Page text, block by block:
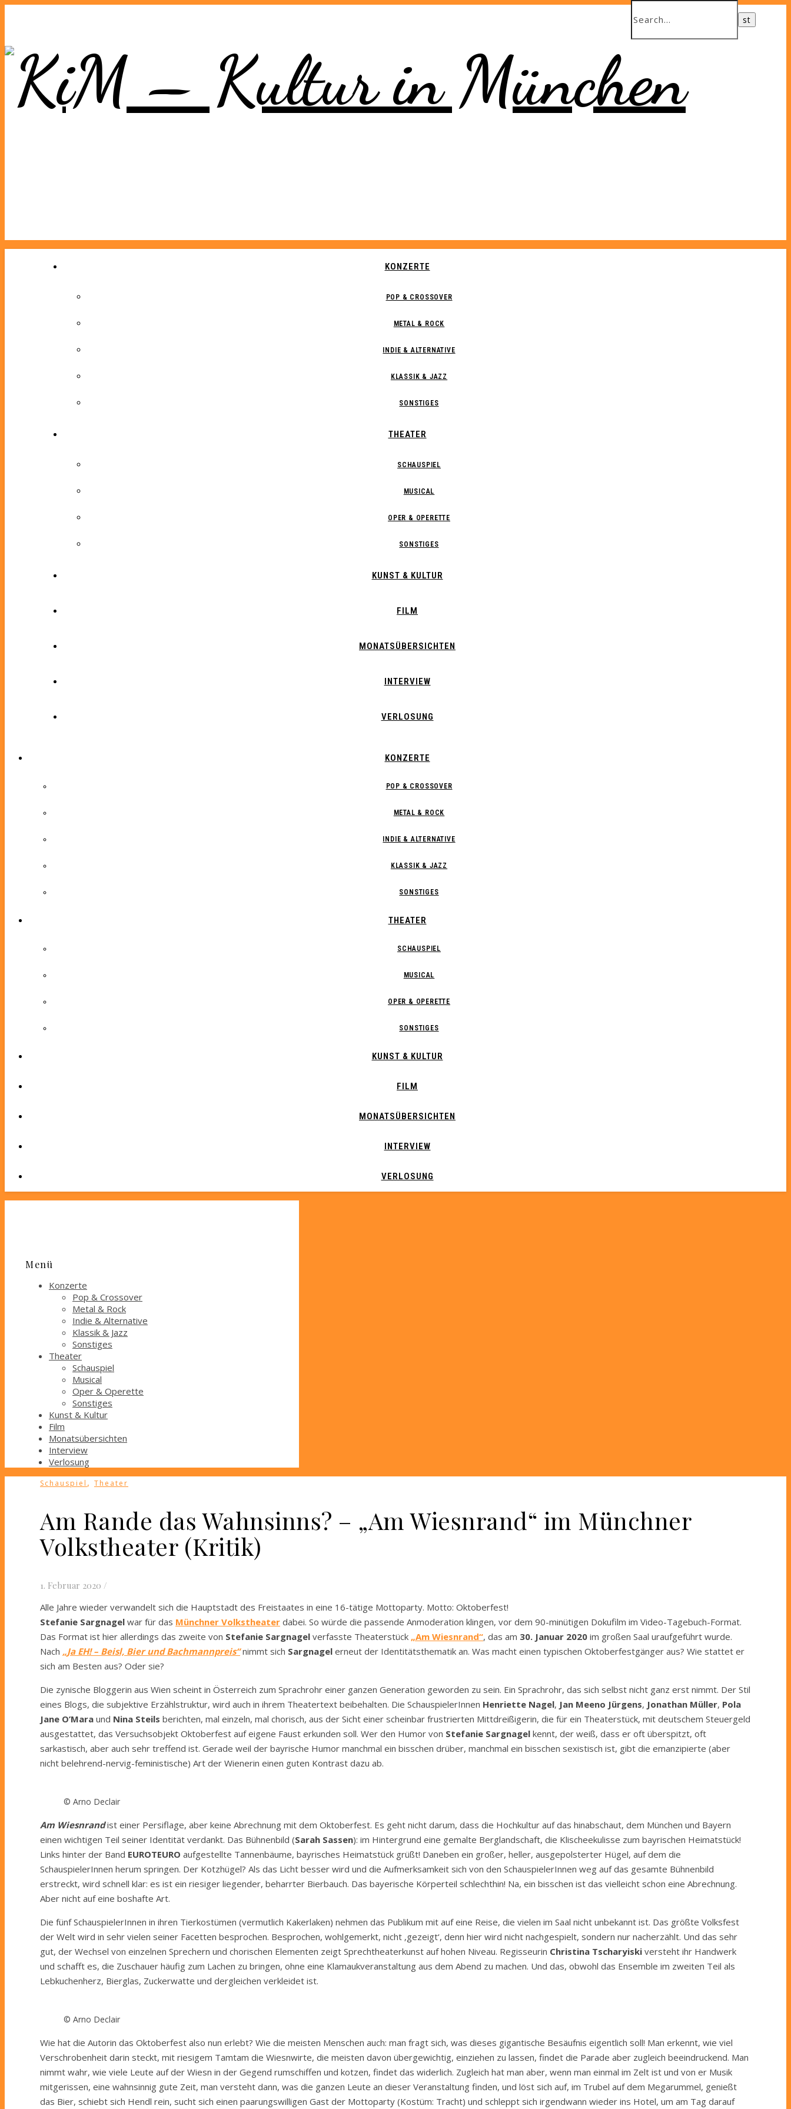
KONZERTE
POP & CROSSOVER
METAL & ROCK
INDIE & ALTERNATIVE
KLASSIK & JAZZ
SONSTIGES
THEATER
SCHAUSPIEL
MUSICAL
OPER & OPERETTE
SONSTIGES
KUNST & KULTUR
FILM
MONATSÜBERSICHTEN
INTERVIEW
VERLOSUNG
KONZERTE
POP & CROSSOVER
METAL & ROCK
INDIE & ALTERNATIVE
KLASSIK & JAZZ
SONSTIGES
THEATER
SCHAUSPIEL
MUSICAL
OPER & OPERETTE
SONSTIGES
KUNST & KULTUR
FILM
MONATSÜBERSICHTEN
INTERVIEW
VERLOSUNG
Menü
Konzerte
Pop & Crossover
Metal & Rock
Indie & Alternative
Klassik & Jazz
Sonstiges
Theater
Schauspiel
Musical
Oper & Operette
Sonstiges
Kunst & Kultur
Film
Monatsübersichten
Interview
Verlosung
Schauspiel , Theater
Am Rande das Wahnsinns? – „Am Wiesnrand“ im Münchner
Volkstheater (Kritik)
1. Februar 2020 /
Alle Jahre wieder verwandelt sich die Hauptstadt des Freistaates in eine 16-tätige Mottoparty. Motto: Oktoberfest!
Stefanie Sargnagel war für das Münchner Volkstheater dabei. So würde die passende Anmoderation klingen, vor dem 90-minütigen Dokufilm im Video-Tagebuch-Format.
Das Format ist hier allerdings das zweite von Stefanie Sargnagel verfasste Theaterstück „Am Wiesnrand“, das am 30. Januar 2020 im großen Saal uraufgeführt wurde.
Nach „Ja EH! – Beisl, Bier und Bachmannpreis“nimmt sich Sargnagel erneut der Identitätsthematik an. Was macht einen typischen Oktoberfestgänger aus? Wie stattet er
sich am Besten aus? Oder sie?
Die zynische Bloggerin aus Wien scheint in Österreich zum Sprachrohr einer ganzen Generation geworden zu sein. Ein Sprachrohr, das sich selbst nicht ganz erst nimmt. Der Stil
eines Blogs, die subjektive Erzählstruktur, wird auch in ihrem Theatertext beibehalten. Die SchauspielerInnen Henriette Nagel, Jan Meeno Jürgens, Jonathan Müller, Pola
Jane O’Mara und Nina Steils berichten, mal einzeln, mal chorisch, aus der Sicht einer scheinbar frustrierten Mittdreißigerin, die für ein Theaterstück, mit deutschem Steuergeld
ausgestattet, das Versuchsobjekt Oktoberfest auf eigene Faust erkunden soll. Wer den Humor von Stefanie Sargnagel kennt, der weiß, dass er oft überspitzt, oft
sarkastisch, aber auch sehr treffend ist. Gerade weil der bayrische Humor manchmal ein bisschen drüber, manchmal ein bisschen sexistisch ist, gibt die emanzipierte (aber
nicht belehrend-nervig-feministische) Art der Wienerin einen guten Kontrast dazu ab.
© Arno Declair
Am Wiesnrand ist einer Persiflage, aber keine Abrechnung mit dem Oktoberfest. Es geht nicht darum, dass die Hochkultur auf das hinabschaut, dem München und Bayern
einen wichtigen Teil seiner Identität verdankt. Das Bühnenbild (Sarah Sassen): im Hintergrund eine gemalte Berglandschaft, die Klischeekulisse zum bayrischen Heimatstück!
Links hinter der Band EUROTEURO aufgestellte Tannenbäume, bayrisches Heimatstück grüßt! Daneben ein großer, heller, ausgepolsterter Hügel, auf dem die
SchauspielerInnen herum springen. Der Kotzhügel? Als das Licht besser wird und die Aufmerksamkeit sich von den SchauspielerInnen weg auf das gesamte Bühnenbild
erstreckt, wird schnell klar: es ist ein riesiger liegender, beharrter Bierbauch. Das bayerische Körperteil schlechthin! Na, ein bisschen ist das vielleicht schon eine Abrechnung.
Aber nicht auf eine boshafte Art.
Die fünf SchauspielerInnen in ihren Tierkostümen (vermutlich Kakerlaken) nehmen das Publikum mit auf eine Reise, die vielen im Saal nicht unbekannt ist. Das größte Volksfest
der Welt wird in sehr vielen seiner Facetten besprochen. Besprochen, wohlgemerkt, nicht ‚gezeigt‘, denn hier wird nicht nachgespielt, sondern nur nacherzählt. Und das sehr
gut, der Wechsel von einzelnen Sprechern und chorischen Elementen zeigt Sprechtheaterkunst auf hohen Niveau. Regisseurin Christina Tscharyiski versteht ihr Handwerk
und schafft es, die Zuschauer häufig zum Lachen zu bringen, ohne eine Klamaukveranstaltung aus dem Abend zu machen. Und das, obwohl das Ensemble im zweiten Teil als
Lebkuchenherz, Bierglas, Zuckerwatte und dergleichen verkleidet ist.
© Arno Declair
Wie hat die Autorin das Oktoberfest also nun erlebt? Wie die meisten Menschen auch: man fragt sich, was dieses gigantische Besäufnis eigentlich soll! Man erkennt, wie viel
Verschrobenheit darin steckt, mit riesigem Tamtam die Wiesnwirte, die meisten davon übergewichtig, einziehen zu lassen, findet die Parade aber zugleich beeindruckend. Man
nimmt wahr, wie viele Leute auf der Wiesn in der Gegend rumschiffen und kotzen, findet das widerlich. Zugleich hat man aber, wenn man einmal im Zelt ist und von er Musik
mitgerissen, eine wahnsinnig gute Zeit, man versteht dann, was die ganzen Leute an dieser Veranstaltung finden, und löst sich auf, im Trubel auf dem Megarummel, genießt
das Bier, schiebt sich Hendl rein, sucht sich einen paarungswilligen Gast der Mottoparty (Kostüm: Tracht) und schleppt sich irgendwann wieder ins Hotel, um am Tag darauf